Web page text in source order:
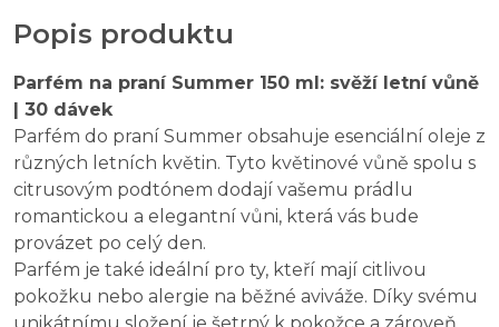
Popis produktu
Parfém na praní Summer 150 ml: svěží letní vůně
| 30 dávek
Parfém do praní Summer obsahuje esenciální oleje z
různých letních květin. Tyto květinové vůně spolu s
citrusovým podtónem dodají vašemu prádlu
romantickou a elegantní vůni, která vás bude
provázet po celý den.
Parfém je také ideální pro ty, kteří mají citlivou
pokožku nebo alergie na běžné aviváže. Díky svému